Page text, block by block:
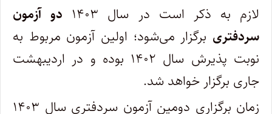
لازم به ذکر است در سال ۱۴۰۳
دو آزمون
سردفتری برگزار می‌شود؛ اولین آزمون مربوط به
نوبت پذیرش سال ۱۴۰۲ بوده و در اردیبهشت
جاری برگزار خواهد شد.
زمان برگزاری دومین آزمون سردفتری سال ۱۴۰۳